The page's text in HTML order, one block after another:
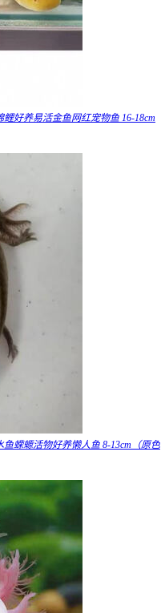
好养易活金鱼网红宠物鱼 16-18cm
蝾螈活物好养懒人鱼 8-13cm（原色